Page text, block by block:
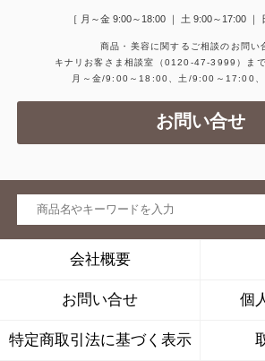
［ 月～金 9:00～18:00 ｜ 土 9:00～17:00 ｜
商品・美容に関するご相談のお問い
キナリお客さま相談室
（0120-47-3999）
ま
月～金/9:00～18:00、土/9:00～17:00、
お問い合せ
会社概要
お問い合せ 個
特定商取引法に基づく表示